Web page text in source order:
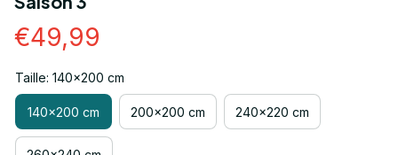
€49,99
Taille: 140x200 cm
140x200 cm 200x200 cm 240x220 cm